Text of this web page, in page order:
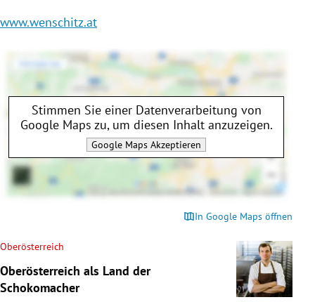
www.wenschitz.at
In Google Maps öffnen
Stimmen Sie einer Datenverarbeitung von
Google Maps zu, um diesen Inhalt anzuzeigen.
Google Maps Akzeptieren
Oberösterreich
Oberösterreich als Land der
Schokomacher